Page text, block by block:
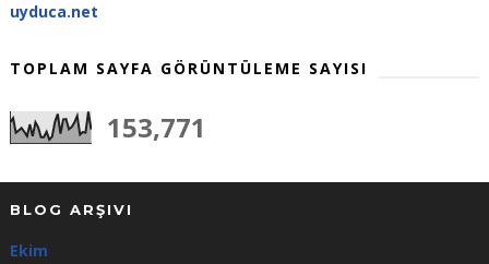
uyduca.net
TOPLAM SAYFA GÖRÜNTÜLEME SAYISI
153,771
BLOG ARŞIVI
Ekim